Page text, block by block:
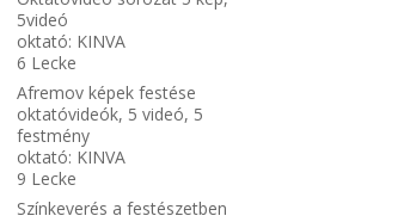
5videó
oktató: KINVA
6 Lecke
Afremov képek festése
oktatóvideók, 5 videó, 5
festmény
oktató: KINVA
9 Lecke
Színkeverés a festészetben